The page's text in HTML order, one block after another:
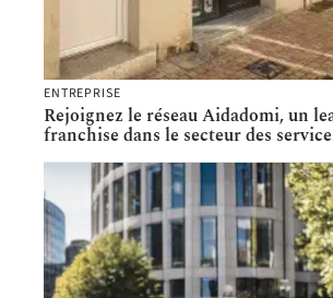
ENTREPRISE
Rejoignez le réseau Aidadomi, un
franchise dans le secteur des